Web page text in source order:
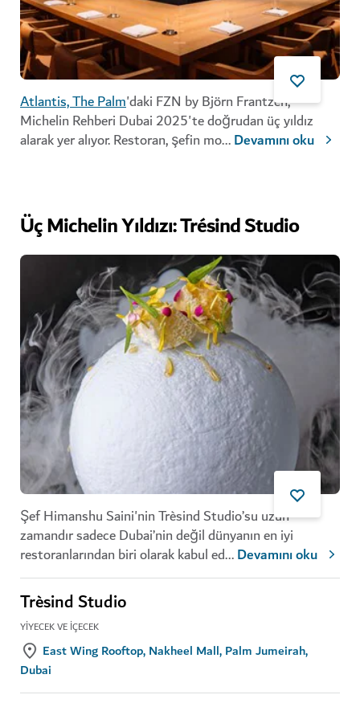
Atlantis, The Palm'daki FZN by Björn Frantzén,
Michelin Rehberi Dubai 2025'te doğrudan üç yıldız
alarak yer alıyor. Restoran, şefin mo...Devamını oku
Üç Michelin Yıldızı: Trésind Studio
Şef Himanshu Saini'nin Trèsind Studio’su uzun
zamandır sadece Dubai’nin değil dünyanın en iyi
restoranlarından biri olarak kabul ed...Devamını oku
Trèsind Studio
YIYECEK VE İÇECEK
East Wing Rooftop, Nakheel Mall, Palm Jumeirah,
Dubai